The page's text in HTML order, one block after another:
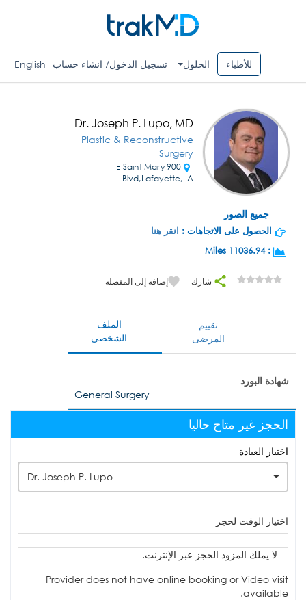
للأطباء الحلول تسجيل الدخول/ انشاء حساب English
جميع الصور
Dr. Joseph P. Lupo, MD
Plastic & Reconstructive
Surgery
900 E Saint Mary
Blvd,Lafayette,LA
الحصول على الاتجاهات : انقر هنا
:
11036.94 Miles
شارك إضافة إلى المفضلة
الملف
الشخصي
تقييم
المرضى
شهادة البورد
General Surgery
الحجز غير متاح حاليا
اختيار العيادة
Dr. Joseph P. Lupo
اختيار الوقت لحجز
لا يملك المزود الحجز عبر الإنترنت.
Provider does not have online booking or Video visit
available.